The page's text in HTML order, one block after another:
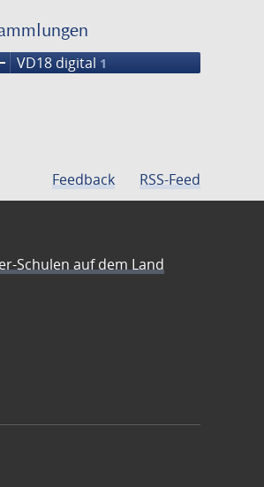
VD18 digital 1
Feedback RSS-Feed
Schulen auf dem Land